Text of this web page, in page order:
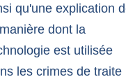
qu'une explication
dont la
est utilisée
les crimes de traite